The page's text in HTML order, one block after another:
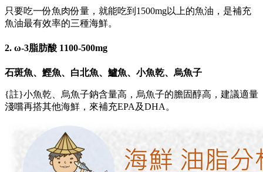
只要吃一份魚肉份量，就能吃到1500mg以上的魚油，是補充
魚油最有效率的三種海鮮。
2. ω-3脂肪酸 1100-500mg
石斑魚、鰹魚、白北魚、鱸魚、小魚乾、烏魚子
{註}小魚乾、烏魚子鈉含量高，烏魚子的膽固醇高，建議適量
淺嚐再搭其他海鮮，來補充EPA及DHA。